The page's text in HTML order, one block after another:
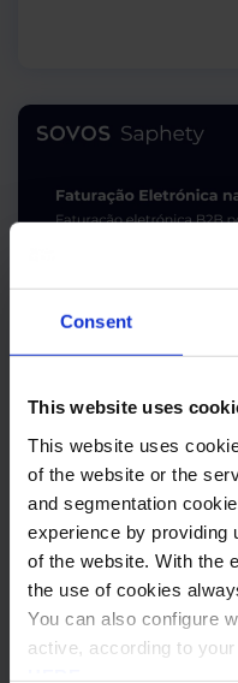
Consent
This website uses
This website uses
of the website or the
and segmentation
experience by providing
of the website. With the
the use of cookies
You can also configure
active, according to
Invoices
Faturação
A Grécia tem vindo a
obrigatória no âmbito
nos últimos anos,